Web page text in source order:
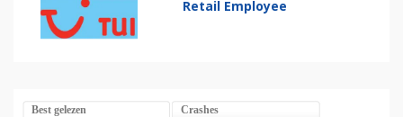
Retail Employee
Best gelezen Crashes